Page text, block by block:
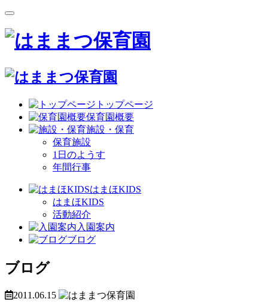
トップページ
保育園概要
施設・保育
保育施設
1日のようす
年間行事
はまほKIDS
はまほKIDS
活動紹介
入園案内
ブログ
ブログ
2011.06.15